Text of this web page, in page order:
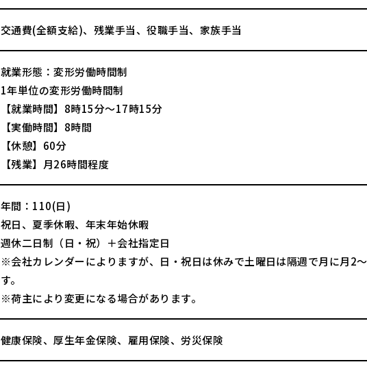
交通費(全額支給)、残業手当、役職手当、家族手当
就業形態：変形労働時間制
1年単位の変形労働時間制
【就業時間】8時15分～17時15分
【実働時間】8時間
【休憩】60分
【残業】月26時間程度
年間：110(日)
祝日、夏季休暇、年末年始休暇
週休二日制（日・祝）＋会社指定日
※会社カレンダーによりますが、日・祝日は休みで土曜日は隔週で月に月2
す。
※荷主により変更になる場合があります。
健康保険、厚生年金保険、雇用保険、労災保険